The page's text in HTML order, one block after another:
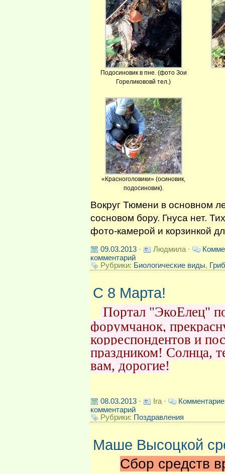
Подосиновик в пне. (фото Зои
Гореликововй тел.)
«Красноголовики» (осиновик,
подосиновик).
Вокруг Тюмени в основном
сосновом бору. Гнуса нет.
фото-камерой и корзинкой
09.03.2013 · Людмила ·
комментарий
Рубрики: Биологические виды,
С 8 Марта!
Портал "ЭкоЕлец"
форумчанок,
корреспондентов и
праздником! Солнца,
вам, дорогие!
08.03.2013 · Ira ·
комментарий
Рубрики: Поздравления
Маше Высоцкой
Сбор средств